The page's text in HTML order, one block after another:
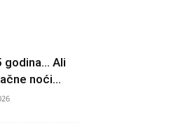
godina… Ali
noći...